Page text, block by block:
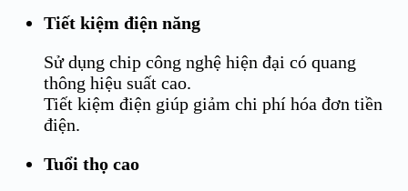
Tiết kiệm điện năng
Sử dụng chip công nghệ hiện đại có quang
thông hiệu suất cao.
Tiết kiệm điện giúp giảm chi phí hóa đơn tiền
điện.
Tuổi thọ cao